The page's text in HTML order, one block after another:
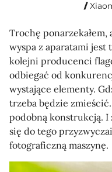
Trochę ponarzekałem,
wyspa z aparatami jest
kolejni producenci
odbiegać od
wystające elementy.
trzeba będzie
podobną konstrukcją. I
się do tego
fotograficzną maszynę.